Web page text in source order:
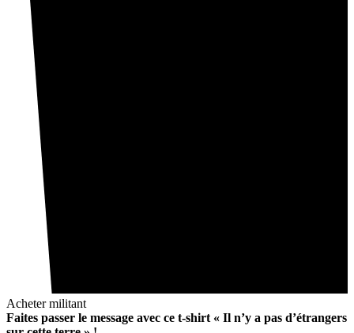
Acheter militant
Faites passer le message avec ce t-shirt « Il n’y a pas d’étrangers